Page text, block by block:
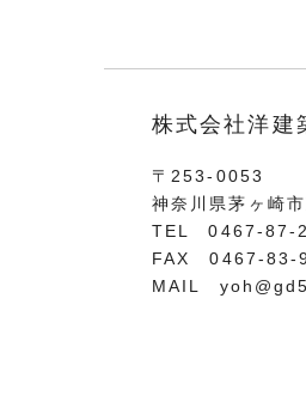
株式会社洋建
〒253-0053
神奈川県茅ヶ崎
TEL 0467-87-
FAX 0467-83-
MAIL